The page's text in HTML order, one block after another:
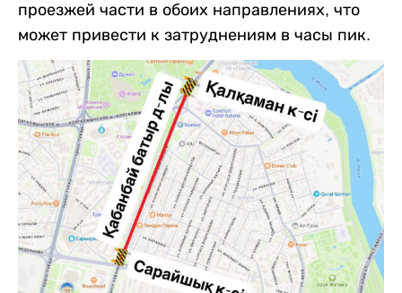
проезжей части в обоих направлениях, что
может привести к затруднениям в часы пик.